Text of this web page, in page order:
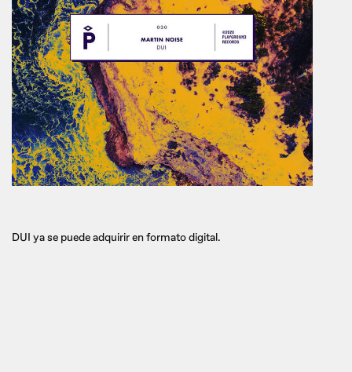
DUI ya se puede adquirir en formato digital.